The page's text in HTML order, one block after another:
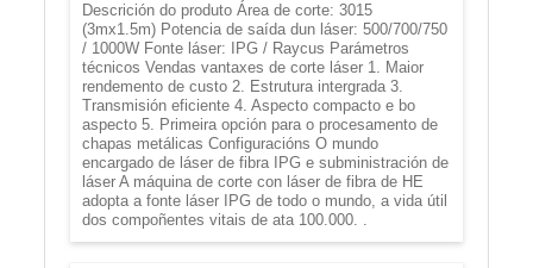
Descrición do produto Área de corte: 3015
(3mx1.5m) Potencia de saída dun láser: 500/700/750
/ 1000W Fonte láser: IPG / Raycus Parámetros
técnicos Vendas vantaxes de corte láser 1. Maior
rendemento de custo 2. Estrutura intergrada 3.
Transmisión eficiente 4. Aspecto compacto e bo
aspecto 5. Primeira opción para o procesamento de
chapas metálicas Configuracións O mundo
encargado de láser de fibra IPG e subministración de
láser A máquina de corte con láser de fibra de HE
adopta a fonte láser IPG de todo o mundo, a vida útil
dos compoñentes vitais de ata 100.000. .